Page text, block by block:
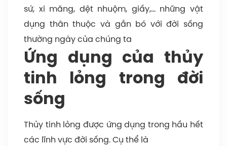
sứ, xi măng, dệt nhuộm, giấy,… những vật
dụng thân thuộc và gắn bó với đời sống
thường ngày của chúng ta
Ứng dụng của thủy
tinh lỏng trong đời
sống
Thủy tinh lỏng được ứng dụng trong hầu hết
các lĩnh vực đời sống. Cụ thể là